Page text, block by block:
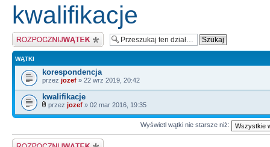
kwalifikacje
Napisz wątek
WĄTKI
korespondencja
przez jozef » 22 wrz 2019, 20:42
kwalifikacje
przez jozef » 02 mar 2016, 19:35
Wyświetl wątki nie starsze niż:
Napisz wątek